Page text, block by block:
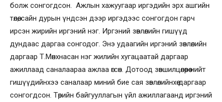
болж сонгогдсон. Ажлын хажуугаар иргэдийн эрх ашгийн
төлөө, сайн дурын үндсэн дээр иргэдээс сонгогдон гарч
ирсэн жирийн иргэний нэг. Иргэний зөвлөлийн гишүүд
дундаас даргаа сонгодог. Энэ удаагийн иргэний зөвлөлийн
даргаар Т.Мөнхнасан нэг жилийн хугацаатай даргаар
ажиллаад саналаараа ажлаа өгсөн. Дотоод зөвшилцөлөөрөө нийт
гишүүдийнхээ саналаар миний бие сая зөвлөлийнхөө даргаар
сонгогдсон. Төрийн байгууллагын үйл ажиллагаанд иргэний